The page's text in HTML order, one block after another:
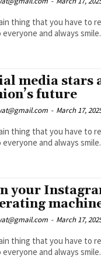
thing that you have to
media stars
future
- March 17,
thing that you have to
your
- March 17,
thing that you have to